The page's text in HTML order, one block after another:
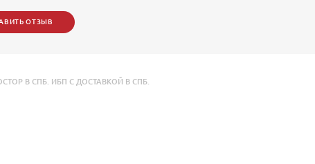
ОТЗЫВ
В СПБ. ИБП С ДОСТАВКОЙ В СПБ.